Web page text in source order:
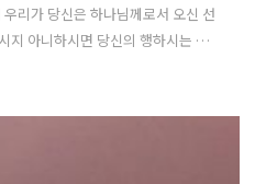
리가 당신은 하나님께로서 오신 선
지 아니하시면 당신의 행하시는 이
예수께서 대답하여 가라사대 진실
늙으면 어떻게 날 수 있삽나이까
나이까5 예수께서 대답하시되 진실
성령으로 나지 아니하면 하나님 나